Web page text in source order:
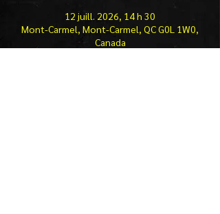
12 juill. 2026, 14 h 30
Mont-Carmel, Mont-Carmel, QC G0L 1W0,
Canada